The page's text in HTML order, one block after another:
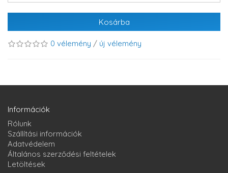
Kosárba
0 vélemény / új vélemény
Információk
Rólunk
Szállítási információk
Adatvédelem
Általános szerződési feltételek
Letöltések